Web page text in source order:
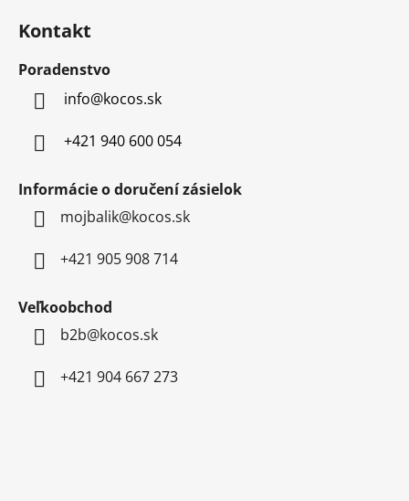
Kontakt
Poradenstvo
info@kocos.sk
+421 940 600 054
Informácie o doručení zásielok
mojbalik@kocos.sk
+421 905 908 714
Veľkoobchod
b2b@kocos.sk
+421 904 667 273